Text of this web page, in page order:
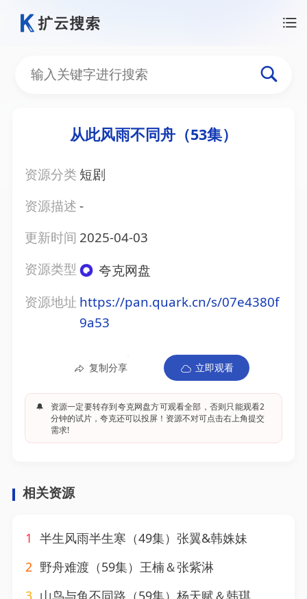
从此风雨不同舟（53集）
资源分类 短剧
资源描述-
更新时间 2025-04-03
资源类型
夸克网盘
资源地址 https://pan.quark.cn/s/07e4380f
9a53
复制分享 立即观看
🔔
资源一定要转存到夸克网盘方可观看全部，否则只能观看2
分钟的试片，夸克还可以投屏！资源不对可点击右上角提交
需求!
相关资源
1 半生风雨半生寒（49集）张翼&韩姝妹
2 野舟难渡（59集）王楠＆张紫淋